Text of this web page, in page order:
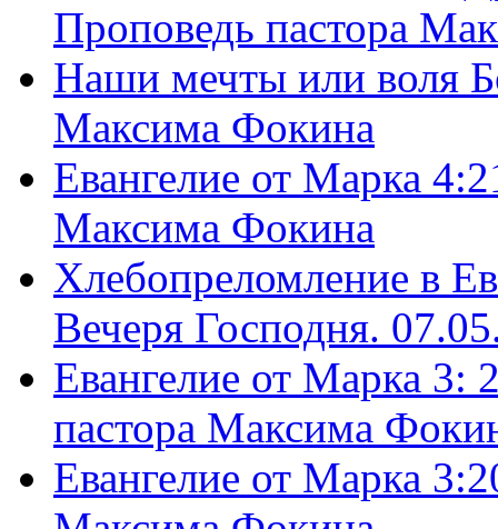
Проповедь пастора
Наши мечты или воля
Максима Фокина
Евангелие от Марка
Максима Фокина
Хлебопреломление в
Вечеря Господня.
Евангелие от Марка 3:
пастора Максима
Евангелие от Марка